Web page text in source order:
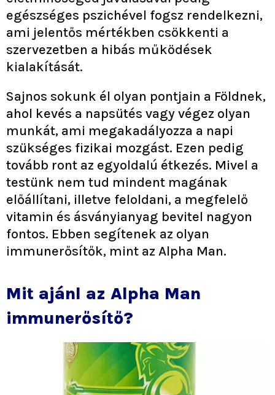
egészséges pszichével fogsz rendelkezni,
ami jelentős mértékben csökkenti a
szervezetben a hibás működések
kialakítását.
Sajnos sokunk él olyan pontjain a Földnek,
ahol kevés a napsütés vagy végez olyan
munkát, ami megakadályozza a napi
szükséges fizikai mozgást. Ezen pedig
tovább ront az egyoldalú étkezés. Mivel a
testünk nem tud mindent magának
előállítani, illetve feloldani, a megfelelő
vitamin és ásványianyag bevitel nagyon
fontos. Ebben segítenek az olyan
immunerősítők, mint az Alpha Man.
Mit ajánl az Alpha Man
immunerősítő?